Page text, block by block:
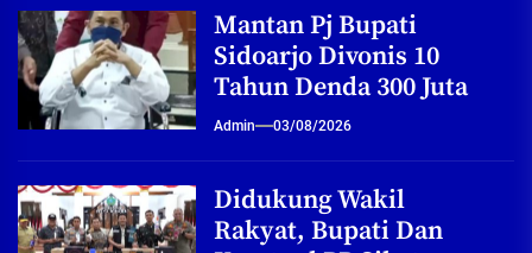
Mantan Pj Bupati
Sidoarjo Divonis 10
Tahun Denda 300 Juta
Admin 03/08/2026
Didukung Wakil
Rakyat, Bupati Dan